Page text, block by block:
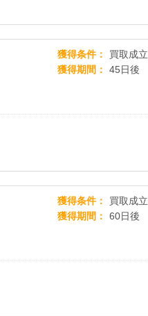
獲得条件
買取成立
獲得期間
45日後
獲得条件
買取成立
獲得期間
60日後